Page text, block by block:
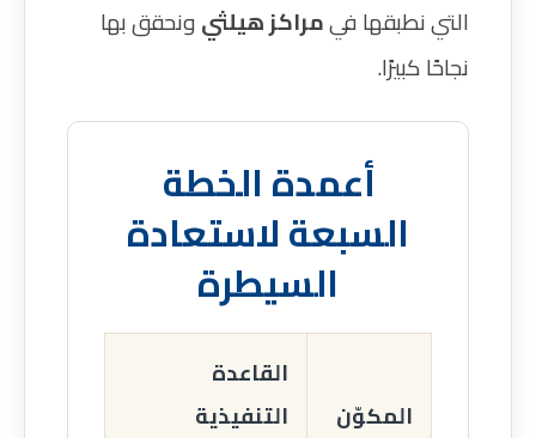
التي نطبقها فيمراكز هيلثيونحقق بها
نجاحًا كبيرًا.
أعمدة الخطة
السبعة لاستعادة
السيطرة
المكوّن
القاعدة
التنفيذية